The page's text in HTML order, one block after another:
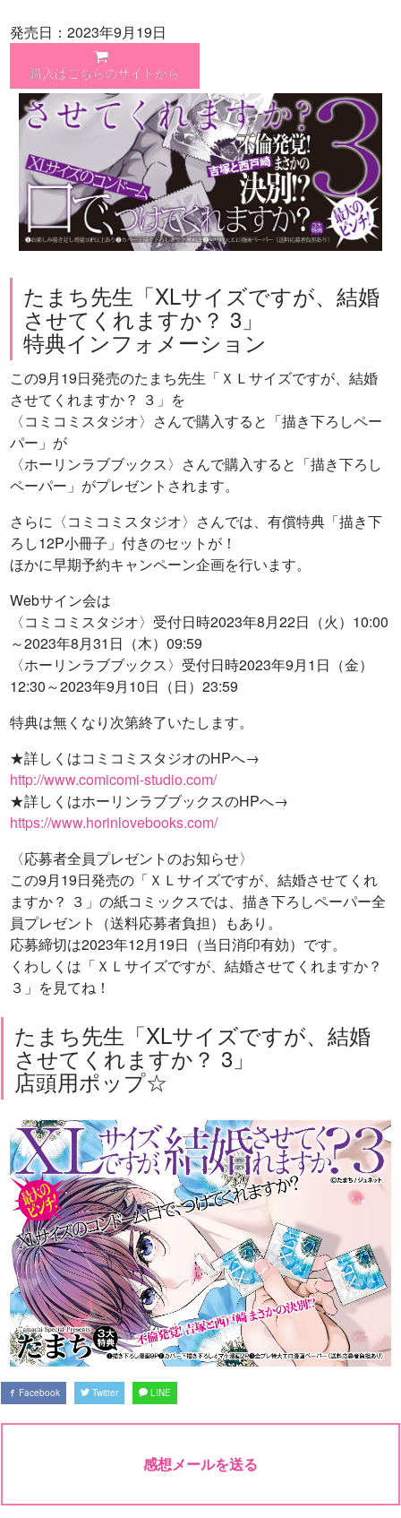
発売日：2023年9月19日
購入はこちらのサイトから
たまち先生「XLサイズですが、結婚
させてくれますか？ 3」
特典インフォメーション
この9月19日発売のたまち先生「ＸＬサイズですが、結婚
させてくれますか？ ３」を
〈コミコミスタジオ〉さんで購入すると「描き下ろしペー
パー」が
〈ホーリンラブブックス〉さんで購入すると「描き下ろし
ペーパー」がプレゼントされます。
さらに〈コミコミスタジオ〉さんでは、有償特典「描き下
ろし12P小冊子」付きのセットが！
ほかに早期予約キャンペーン企画を行います。
Webサイン会は
〈コミコミスタジオ〉受付日時2023年8月22日（火）10:00
～2023年8月31日（木）09:59
〈ホーリンラブブックス〉受付日時2023年9月1日（金）
12:30～2023年9月10日（日）23:59
特典は無くなり次第終了いたします。
★詳しくはコミコミスタジオのHPへ→
http://www.comicomi-studio.com/
★詳しくはホーリンラブブックスのHPへ→
https://www.horinlovebooks.com/
〈応募者全員プレゼントのお知らせ〉
この9月19日発売の「ＸＬサイズですが、結婚させてくれ
ますか？ ３」の紙コミックスでは、描き下ろしペーパー全
員プレゼント（送料応募者負担）もあり。
応募締切は2023年12月19日（当日消印有効）です。
くわしくは「ＸＬサイズですが、結婚させてくれますか？
３」を見てね！
たまち先生「XLサイズですが、結婚
させてくれますか？ 3」
店頭用ポップ☆
Facebook Twitter LINE
感想メールを送る